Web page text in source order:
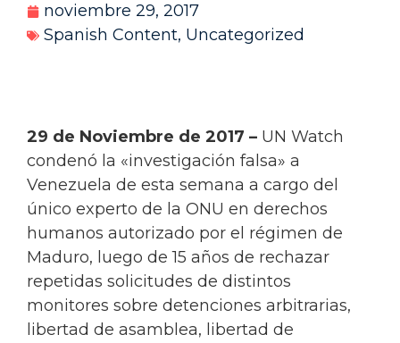
noviembre 29, 2017
Spanish Content, Uncategorized
29 de Noviembre de 2017 – UN Watch
condenó la «investigación falsa» a
Venezuela de esta semana a cargo del
único experto de la ONU en derechos
humanos autorizado por el régimen de
Maduro, luego de 15 años de rechazar
repetidas solicitudes de distintos
monitores sobre detenciones arbitrarias,
libertad de asamblea, libertad de